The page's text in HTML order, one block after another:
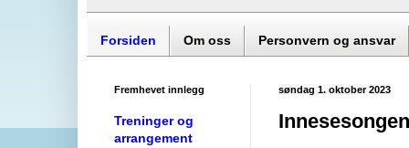
Forsiden Om oss Personvern og ansvar
søndag 1. oktober 2023
Fremhevet innlegg
Treninger og
arrangement